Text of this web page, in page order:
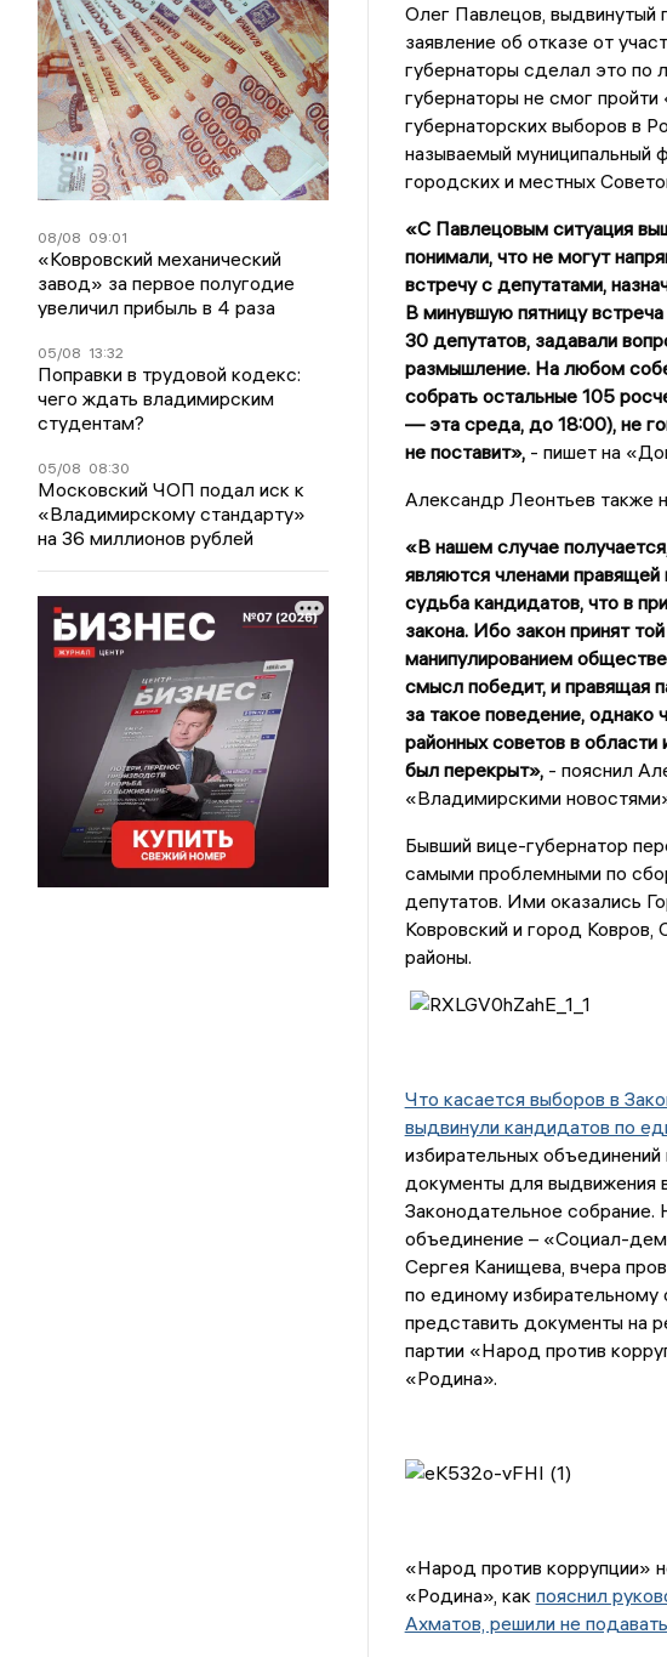
08/08 09:01
«Ковровский механический
завод» за первое полугодие
увеличил прибыль в 4 раза
05/08 13:32
Поправки в трудовой кодекс:
чего ждать владимирским
студентам?
05/08 08:30
Московский ЧОП подал иск к
«Владимирскому стандарту»
на 36 миллионов рублей
Олег Павлецов, выдвинутый
заявление об отказе от
губернаторы сделал это по
губернаторы не смог
губернаторских выборов в
называемый муниципальный
городских и местных
«С Павлецовым ситуация
понимали, что не могут
встречу с депутатами,
В минувшую пятницу
30 депутатов, задавали
размышление. На любом
собрать остальные 105
— эта среда, до 18:00), не
не поставит»,- пишет на
Александр Леонтьев также
«В нашем случае
являются членами правящей
судьба кандидатов, что в
закона. Ибо закон принят
манипулированием
смысл победит, и правящая
за такое поведение, однако
районных советов в области
был перекрыт»,- пояснил
«Владимирскими
Бывший вице-губернатор
самыми проблемными по
депутатов. Ими оказались
Ковровский и город
районы.
Что касается выборов в
выдвинули кандидатов по
избирательных
документы для выдвижения
Законодательное
объединение – «Социал-
Сергея Канищева, вчера
по единому избирательному
представить документы на
партии «Народ против
«Родина».
«Народ против коррупции»
«Родина», как пояснил
Ахматов, решили не подавать